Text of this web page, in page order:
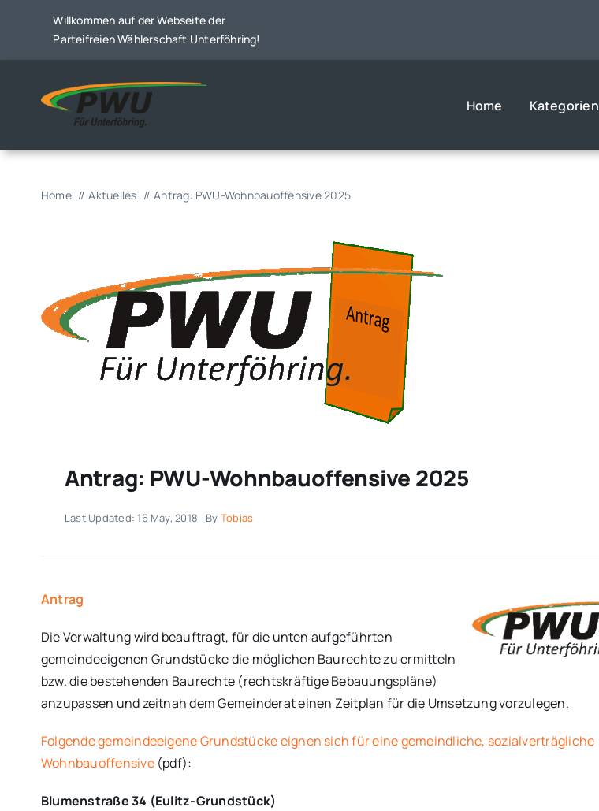
Willkommen auf der Webseite der
Parteifreien Wählerschaft Unterföhring!
Home Kategorien
Home Aktuelles Antrag: PWU-Wohnbauoffensive 2025
Antrag: PWU-Wohnbauoffensive 2025
Last Updated: 16 May, 2018 By Tobias
Antrag
Die Verwaltung wird beauftragt, für die unten aufgeführten
gemeindeeigenen Grundstücke die möglichen Baurechte zu ermitteln
bzw. die bestehenden Baurechte (rechtskräftige Bebauungspläne)
anzupassen und zeitnah dem Gemeinderat einen Zeitplan für die Umsetzung vorzulegen.
Folgende gemeindeeigene Grundstücke eignen sich für eine gemeindliche, sozialverträgliche
Wohnbauoffensive(pdf):
Blumenstraße 34 (Eulitz-Grundstück)